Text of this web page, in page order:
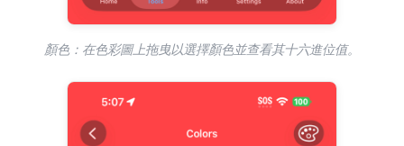
顏色：在色彩圖上拖曳以選擇顏色並查看其十六進位值。